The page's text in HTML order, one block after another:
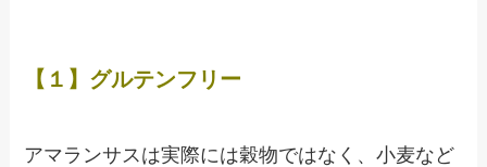
【１】グルテンフリー
アマランサスは実際には穀物ではなく、小麦など